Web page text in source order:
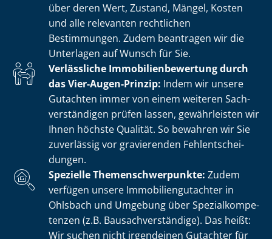
über deren Wert, Zustand, Mängel, Kosten
und alle relevanten rechtlichen
Bestimmungen. Zudem beantragen wir die
Unterlagen auf Wunsch für Sie.
Verlässliche Im­mo­bi­li­en­be­wer­tung durch
das Vier-Augen-Prinzip: Indem wir unsere
Gutachten immer von einem weiteren Sach­
ver­stän­di­gen prüfen lassen, gewährleisten wir
Ihnen höchste Qualität. So bewahren wir Sie
zuverlässig vor gravierenden Fehl­ent­schei­
dun­gen.
Spezielle The­men­schwer­punk­te: Zudem
verfügen unsere Im­mo­bi­li­en­gut­ach­ter in
Ohlsbach und Umgebung über Spe­zi­al­kom­pe­
ten­zen (z.B. Bau­sach­ver­stän­di­ge). Das heißt:
Wir suchen nicht irgendeinen Gutachter für